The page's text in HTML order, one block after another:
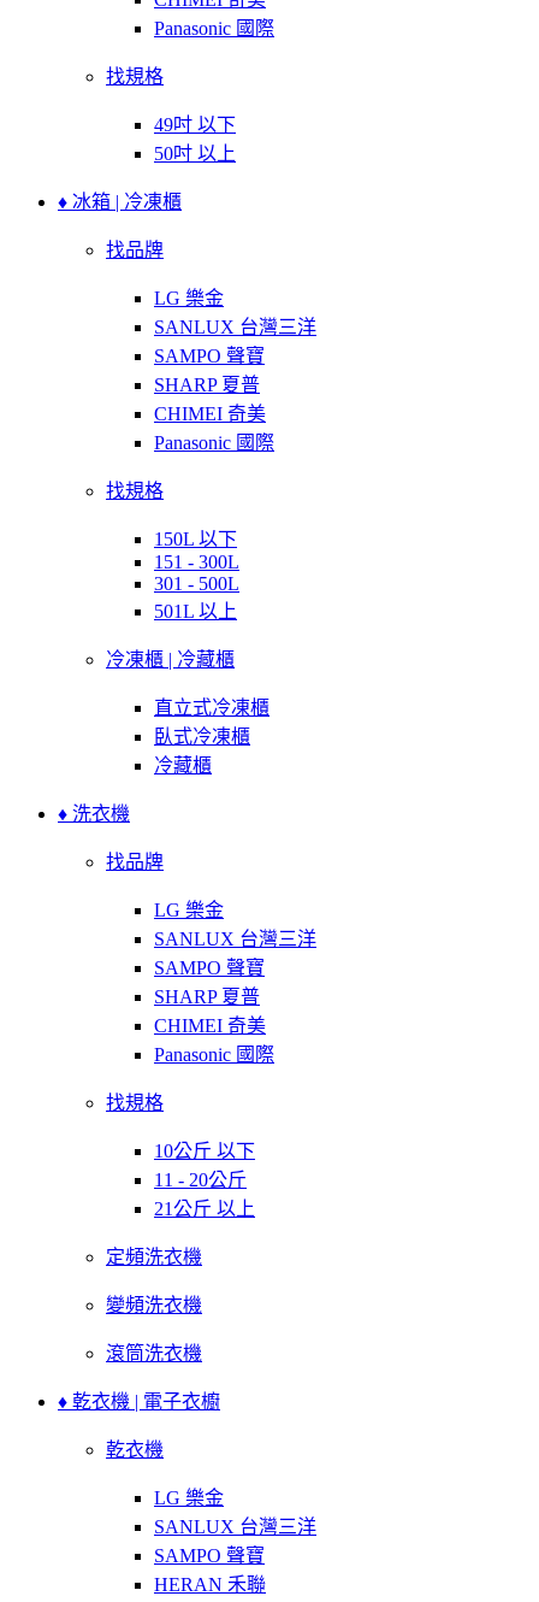
Panasonic 國際
找規格
49吋 以下
50吋 以上
♦ 冰箱 | 冷凍櫃
找品牌
LG 樂金
SANLUX 台灣三洋
SAMPO 聲寶
SHARP 夏普
CHIMEI 奇美
Panasonic 國際
找規格
150L 以下
151 - 300L
301 - 500L
501L 以上
冷凍櫃 | 冷藏櫃
直立式冷凍櫃
臥式冷凍櫃
冷藏櫃
♦ 洗衣機
找品牌
LG 樂金
SANLUX 台灣三洋
SAMPO 聲寶
SHARP 夏普
CHIMEI 奇美
Panasonic 國際
找規格
10公斤 以下
11 - 20公斤
21公斤 以上
定頻洗衣機
變頻洗衣機
滾筒洗衣機
♦ 乾衣機 | 電子衣櫥
乾衣機
LG 樂金
SANLUX 台灣三洋
SAMPO 聲寶
HERAN 禾聯